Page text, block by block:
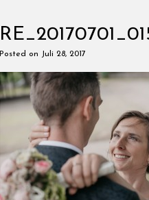
Posted on Juli 28, 2017